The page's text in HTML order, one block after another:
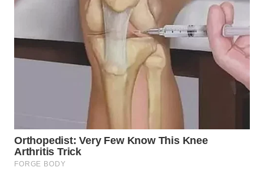
LABUHANBATU
SERDANG
WN